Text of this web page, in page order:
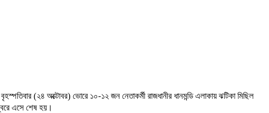
(২৪ অক্টোবর) ভোরে ১০-১২ জন নেতাকর্মী রাজধানীর ধানমন্ডি এলাকায় ঝটিকা মিছিল
এসে শেষ হয়।